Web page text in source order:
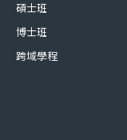
碩士班
博士班
跨域學程